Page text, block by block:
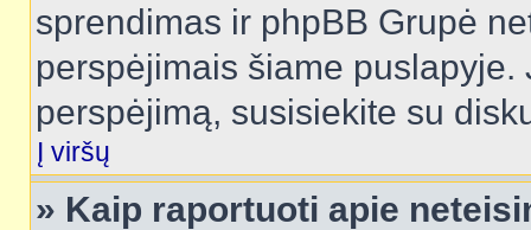
sprendimas ir phpBB Grupė
perspėjimais šiame
perspėjimą, susisiekite su
Į viršų
» Kaip raportuoti apie